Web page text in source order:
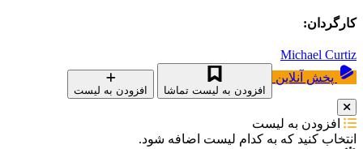
کارگردان:
Michael Curtiz
پخش آنلاین
افزودن به لیست تماشا افزودن به لیست
افزودن به لیست
انتخاب کنید که به کدام لیست اضافه شود.